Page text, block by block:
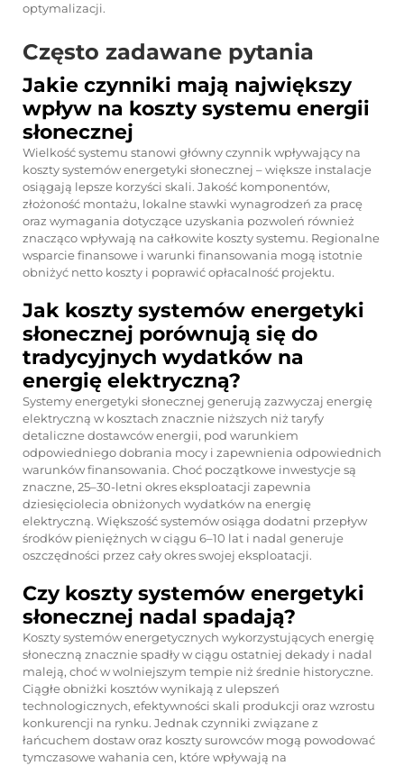
optymalizacji.
Często zadawane pytania
Jakie czynniki mają największy
wpływ na koszty systemu energii
słonecznej
Wielkość systemu stanowi główny czynnik wpływający na
koszty systemów energetyki słonecznej – większe instalacje
osiągają lepsze korzyści skali. Jakość komponentów,
złożoność montażu, lokalne stawki wynagrodzeń za pracę
oraz wymagania dotyczące uzyskania pozwoleń również
znacząco wpływają na całkowite koszty systemu. Regionalne
wsparcie finansowe i warunki finansowania mogą istotnie
obniżyć netto koszty i poprawić opłacalność projektu.
Jak koszty systemów energetyki
słonecznej porównują się do
tradycyjnych wydatków na
energię elektryczną?
Systemy energetyki słonecznej generują zazwyczaj energię
elektryczną w kosztach znacznie niższych niż taryfy
detaliczne dostawców energii, pod warunkiem
odpowiedniego dobrania mocy i zapewnienia odpowiednich
warunków finansowania. Choć początkowe inwestycje są
znaczne, 25–30-letni okres eksploatacji zapewnia
dziesięciolecia obniżonych wydatków na energię
elektryczną. Większość systemów osiąga dodatni przepływ
środków pieniężnych w ciągu 6–10 lat i nadal generuje
oszczędności przez cały okres swojej eksploatacji.
Czy koszty systemów energetyki
słonecznej nadal spadają?
Koszty systemów energetycznych wykorzystujących energię
słoneczną znacznie spadły w ciągu ostatniej dekady i nadal
maleją, choć w wolniejszym tempie niż średnie historyczne.
Ciągłe obniżki kosztów wynikają z ulepszeń
technologicznych, efektywności skali produkcji oraz wzrostu
konkurencji na rynku. Jednak czynniki związane z
łańcuchem dostaw oraz koszty surowców mogą powodować
tymczasowe wahania cen, które wpływają na